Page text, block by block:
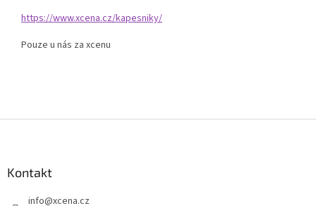
https://www.xcena.cz/kapesniky/
Pouze u nás za xcenu
Kontakt
info@xcena.cz